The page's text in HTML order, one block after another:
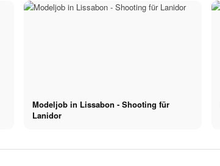
Modeljob in Lissabon - Shooting für
Lanidor